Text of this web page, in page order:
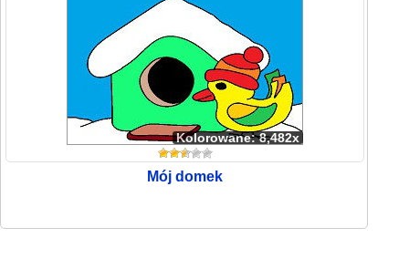
Kolorowane: 8,482x
Mój domek